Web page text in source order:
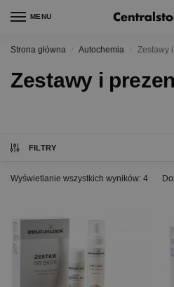
MENU
Strona główna / Autochemia / Zestawy
Zestawy i
FILTRY
Wyświetlanie wszystkich wyników: 4